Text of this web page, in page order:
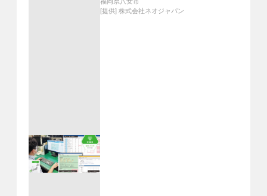
[提供] 株式会社ネオジャパン